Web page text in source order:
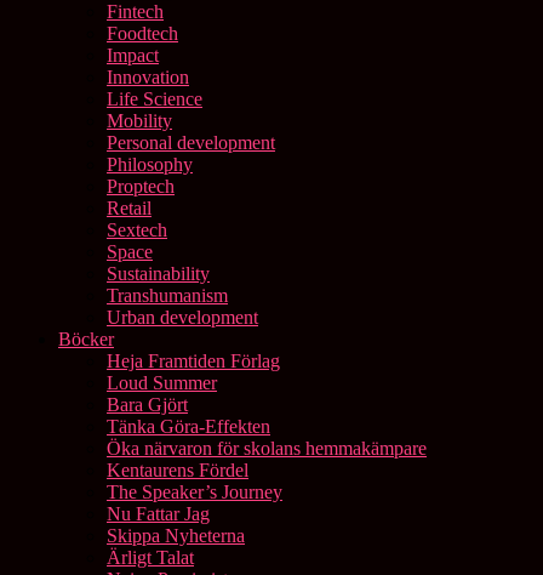
Fintech
Foodtech
Impact
Innovation
Life Science
Mobility
Personal development
Philosophy
Proptech
Retail
Sextech
Space
Sustainability
Transhumanism
Urban development
Böcker
Heja Framtiden Förlag
Loud Summer
Bara Gjört
Tänka Göra-Effekten
Öka närvaron för skolans hemmakämpare
Kentaurens Fördel
The Speaker’s Journey
Nu Fattar Jag
Skippa Nyheterna
Ärligt Talat